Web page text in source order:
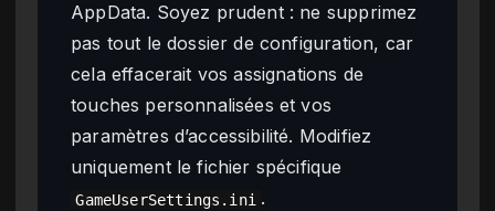
AppData. Soyez prudent : ne supprimez
pas tout le dossier de configuration, car
cela effacerait vos assignations de
touches personnalisées et vos
paramètres d’accessibilité. Modifiez
uniquement le fichier spécifique
GameUserSettings.ini .